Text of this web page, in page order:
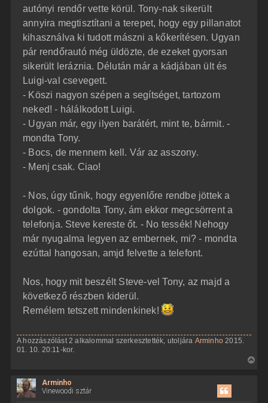
autónyi rendőr vette körül. Tony-nak sikerült
annyira megtisztítani a terepet, hogy egy pillanatot
kihasználva ki tudott mászni a kőkerítésen. Ugyan
pár rendőrautó még üldözte, de ezeket gyorsan
sikerült leráznia. Délután már a kádjában ült és
Luigi-val csevegett.
- Köszi nagyon szépen a segítséget, tartozom
neked! - hálálkodott Luigi.
- Ugyan már, egy ilyen barátért, mint te, bármit. -
mondta Tony.
- Bocs, de mennem kell. Vár az asszony.
- Menj csak. Ciao!
- Nos, úgy tűnik, hogy egyenlőre rendbe jöttek a
dolgok. - gondolta Tony, ám ekkor megcsörrent a
telefonja. Steve kereste őt. - No tessék! Nehogy
már nyugalma legyen az embernek, mi? - mondta
ezúttal hangosan, amjd felvette a telefont.
Nos, hogy mit beszélt Steve-vel Tony, az majd a
következő részben kiderül.
Remélem tetszett mindenkinek!
A hozzászólást 2 alkalommal szerkesztették, utoljára Arminho2015.
01. 10. 20:11-kor.
Arminho
Vinewoodi sztár